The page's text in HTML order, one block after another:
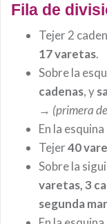
Fila de
Tejer 2
17 varetas.
Sobre la
cadenas, y
→ (primera
En la
Tejer40
Sobre la
varetas, 3
segunda